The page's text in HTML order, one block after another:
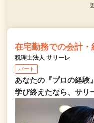
在宅勤務での会計・
税理士法人 サリーレ
パート
あなたの『プロの経験
学び終えたなら、サリ